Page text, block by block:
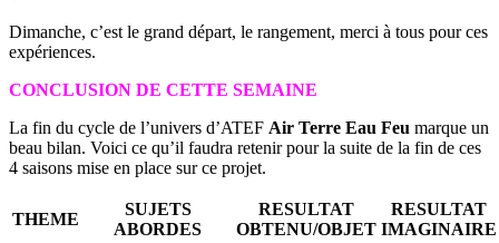
Dimanche, c’est le grand départ, le rangement, merci à tous pour ces
expériences.
CONCLUSION DE CETTE SEMAINE
La fin du cycle de l’univers d’ATEF Air Terre Eau Feu marque un
beau bilan. Voici ce qu’il faudra retenir pour la suite de la fin de ces
4 saisons mise en place sur ce projet.
THEME
SUJETS
ABORDES
RESULTAT
OBTENU/OBJET
RESULTAT
IMAGINAIRE